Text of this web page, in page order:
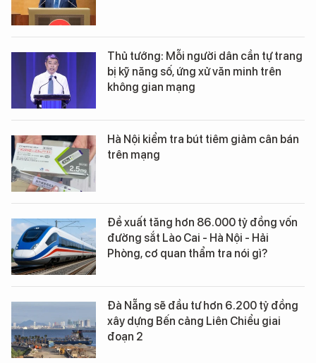
Thủ tướng: Mỗi người dân cần tự trang
bị kỹ năng số, ứng xử văn minh trên
không gian mạng
Hà Nội kiểm tra bút tiêm giảm cân bán
trên mạng
Đề xuất tăng hơn 86.000 tỷ đồng vốn
đường sắt Lào Cai - Hà Nội - Hải
Phòng, cơ quan thẩm tra nói gì?
Đà Nẵng sẽ đầu tư hơn 6.200 tỷ đồng
xây dựng Bến cảng Liên Chiểu giai
đoạn 2